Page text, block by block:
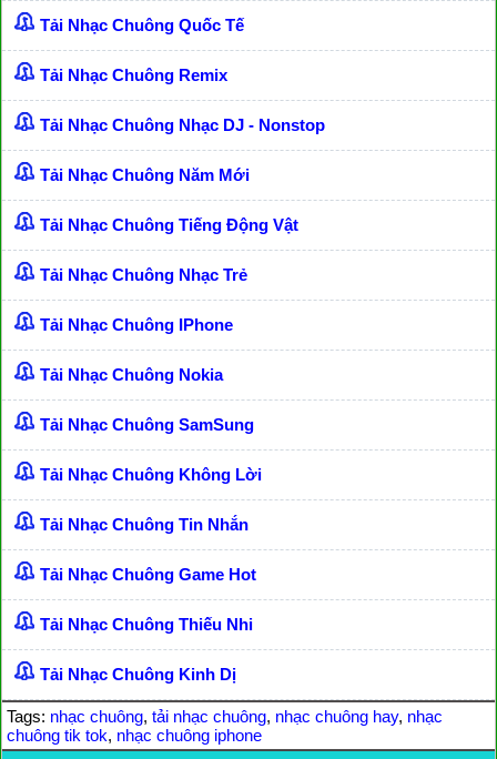
Tải Nhạc Chuông Quốc Tế
Tải Nhạc Chuông Remix
Tải Nhạc Chuông Nhạc DJ - Nonstop
Tải Nhạc Chuông Năm Mới
Tải Nhạc Chuông Tiếng Động Vật
Tải Nhạc Chuông Nhạc Trẻ
Tải Nhạc Chuông IPhone
Tải Nhạc Chuông Nokia
Tải Nhạc Chuông SamSung
Tải Nhạc Chuông Không Lời
Tải Nhạc Chuông Tin Nhắn
Tải Nhạc Chuông Game Hot
Tải Nhạc Chuông Thiếu Nhi
Tải Nhạc Chuông Kinh Dị
Tags: nhạc chuông, tải nhạc chuông, nhạc chuông hay, nhạc
chuông tik tok, nhạc chuông iphone